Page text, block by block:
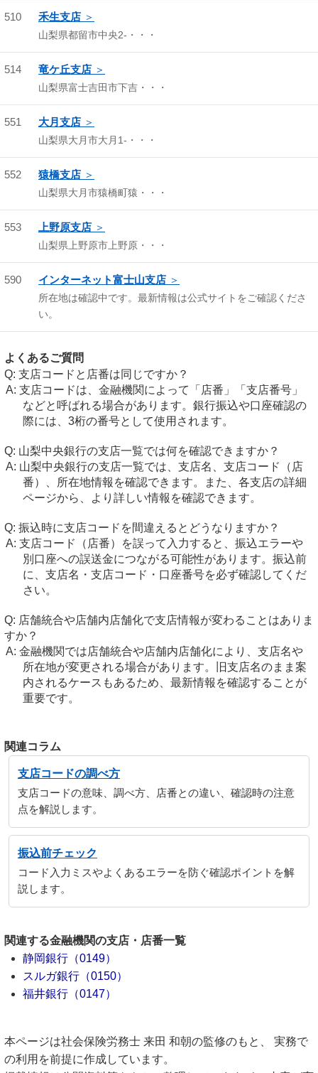
510 禾生支店
山梨県都留市中央2-・・・
514 竜ケ丘支店
山梨県富士吉田市下吉・・・
551 大月支店
山梨県大月市大月1-・・・
552 猿橋支店
山梨県大月市猿橋町猿・・・
553 上野原支店
山梨県上野原市上野原・・・
590 インターネット富士山支店
所在地は確認中です。最新情報は公式サイトをご確認くださ
い。
よくあるご質問
支店コードと店番は同じですか？
支店コードは、金融機関によって「店番」「支店番号」
などと呼ばれる場合があります。銀行振込や口座確認の
際には、3桁の番号として使用されます。
山梨中央銀行の支店一覧では何を確認できますか？
山梨中央銀行の支店一覧では、支店名、支店コード（店
番）、所在地情報を確認できます。また、各支店の詳細
ページから、より詳しい情報を確認できます。
振込時に支店コードを間違えるとどうなりますか？
支店コード（店番）を誤って入力すると、振込エラーや
別口座への誤送金につながる可能性があります。振込前
に、支店名・支店コード・口座番号を必ず確認してくだ
さい。
店舗統合や店舗内店舗化で支店情報が変わることはありま
すか？
金融機関では店舗統合や店舗内店舗化により、支店名や
所在地が変更される場合があります。旧支店名のまま案
内されるケースもあるため、最新情報を確認することが
重要です。
関連コラム
支店コードの調べ方
支店コードの意味、調べ方、店番との違い、確認時の注意
点を解説します。
振込前チェック
コード入力ミスやよくあるエラーを防ぐ確認ポイントを解
説します。
関連する金融機関の支店・店番一覧
静岡銀行（0149）
スルガ銀行（0150）
福井銀行（0147）
本ページは社会保険労務士 来田 和朝の監修のもと、 実務で
の利用を前提に作成しています。